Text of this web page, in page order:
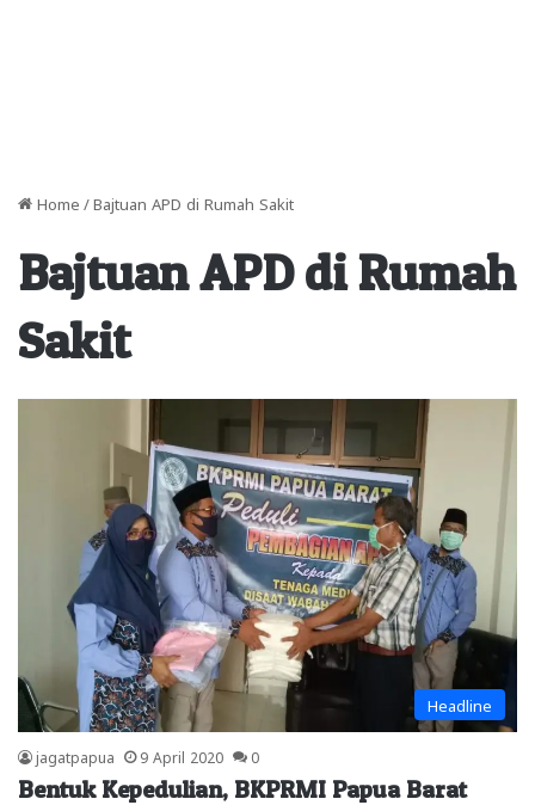
Home / Bajtuan APD di Rumah Sakit
Bajtuan APD di Rumah
Sakit
Headline
jagatpapua 9 April 2020 0
Bentuk Kepedulian, BKPRMI Papua Barat